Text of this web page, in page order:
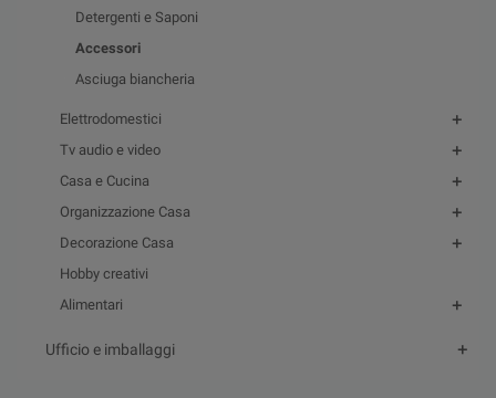
Detergenti e Saponi
Accessori
Asciuga biancheria
Elettrodomestici
Tv audio e video
Casa e Cucina
Organizzazione Casa
Decorazione Casa
Hobby creativi
Alimentari
Ufficio e imballaggi